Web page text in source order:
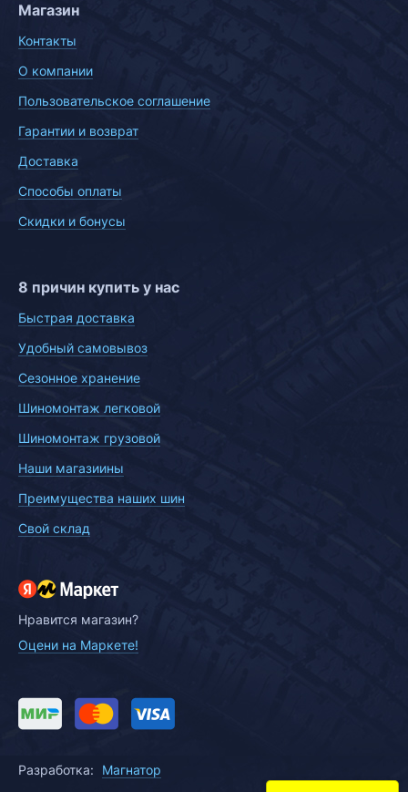
Магазин
Контакты
О компании
Пользовательское соглашение
Гарантии и возврат
Доставка
Способы оплаты
Скидки и бонусы
8 причин купить у нас
Быстрая доставка
Удобный самовывоз
Сезонное хранение
Шиномонтаж легковой
Шиномонтаж грузовой
Наши магазиины
Преимущества наших шин
Свой склад
Нравится магазин?
Оцени на Маркете!
Разработка: Магнатор